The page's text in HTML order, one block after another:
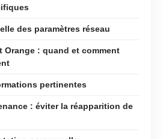
des paramètres réseau
Orange : quand et comment
pertinentes
: éviter la réapparition de